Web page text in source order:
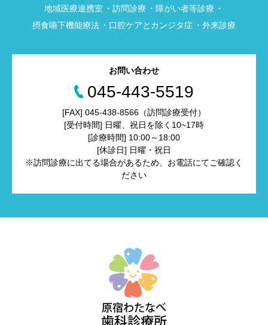
地域医療連携室 訪問診療
障がい者等診療
摂食嚥下機能療法
口腔ケアとカンジタ症 外来診療
お問い合わせ
045-443-5519
[FAX] 045-438-8566（訪問診療受付）
[受付時間] 日曜、祝日を除く10~17時
[診療時間] 10:00～18:00
[休診日] 日曜・祝日
※訪問診療に出てる場合があるため、お電話にてご確認く
ださい